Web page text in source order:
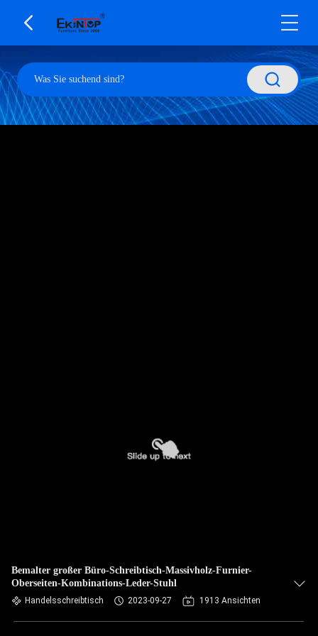
Bemalter großer Büro-Schreibtisch-Massivholz-Furnier-
Oberseiten-Kombinations-Leder-Stuhl
Handelsschreibtisch 2023-09-27 1913 Ansichten